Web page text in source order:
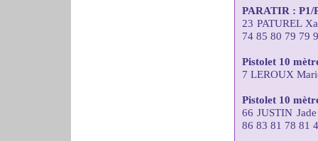
PARATIR : P1/
23 PATUREL
74 85 80 79 79
Pistolet 10
7 LEROUX
Pistolet 10
66 JUSTIN
86 83 81 78 81